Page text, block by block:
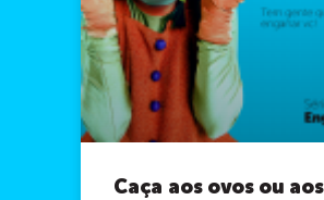
Caça aos ovos ou aos